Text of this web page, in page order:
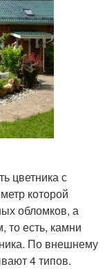
цветника с
которой
обломков, а
то есть, камни
По внешнему
4 типов.